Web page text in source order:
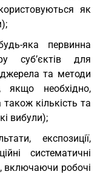
як
яка первинна
суб’єктів для
та методи
якщо необхідно,
кількість та
вибули);
експозиції,
систематичні
включаючи робочі